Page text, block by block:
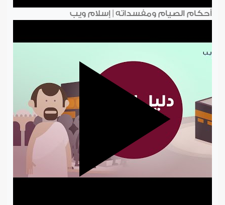
أحكام الصيام ومفسداته | إسلام ويب